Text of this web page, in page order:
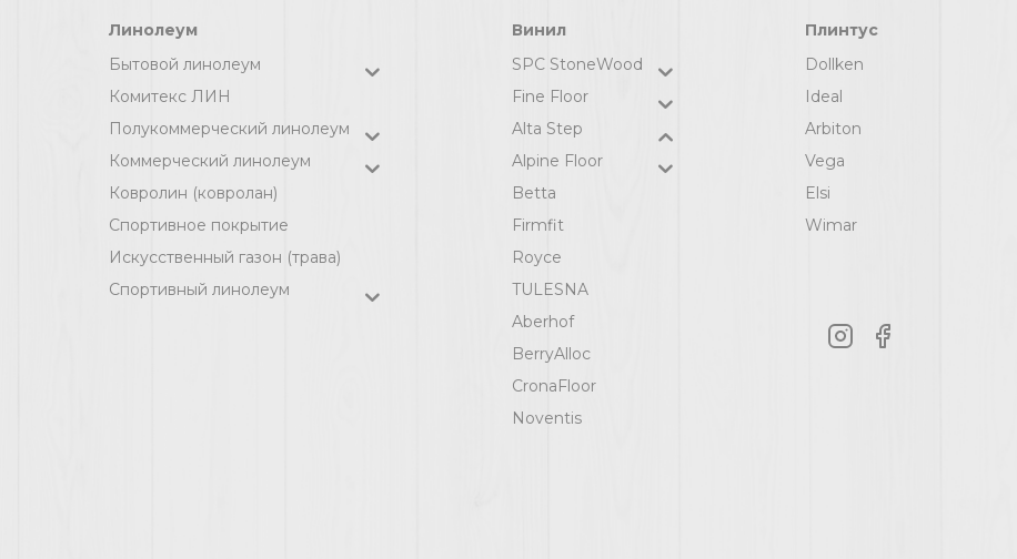
Линолеум
Бытовой линолеум
Комитекс ЛИН
Полукоммерческий линолеум
Коммерческий линолеум
Ковролин (ковролан)
Спортивное покрытие
Искусственный газон (трава)
Спортивный линолеум
Винил
SPC StoneWood
Fine Floor
Alta Step
Alpine Floor
Betta
Firmfit
Royce
TULESNA
Aberhof
BerryAlloc
CronaFloor
Noventis
Плинтус
Dollken
Ideal
Arbiton
Vega
Elsi
Wimar